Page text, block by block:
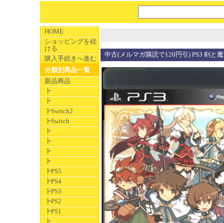
HOME
ショッピングを続
ける
購入手続きへ進む
分類別商品一覧
新品商品
┣
┣
┣Switch2
┣Switch
┣
┣
┣
┣
┣PS5
┣PS4
┣PS3
┣PS2
┣PS1
┣
中古(メルマガ購読で120円引) PS3 剣と